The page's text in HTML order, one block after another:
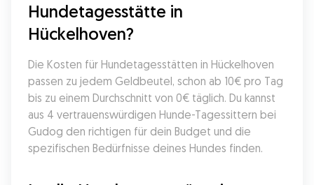
Hundetagesstätte in
Hückelhoven?
Die Kosten für Hundetagesstätten in Hückelhoven
passen zu jedem Geldbeutel, schon ab 10€ pro Tag
bis zu einem Durchschnitt von 0€ täglich. Du kannst
aus 4 vertrauenswürdigen Hunde-Tagessittern bei
Gudog den richtigen für dein Budget und die
spezifischen Bedürfnisse deines Hundes finden.